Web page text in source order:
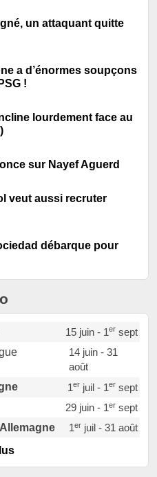
un attaquant quitte
a d’énormes soupçons
!
lourdement face au
sur Nayef Aguerd
veut aussi recruter
débarque pour
15 juin - 1ersept
14 juin - 31
août
1erjuil - 1ersept
29 juin - 1ersept
Allemagne
1erjuil - 31 août
Bas
22 juin - 2 sept